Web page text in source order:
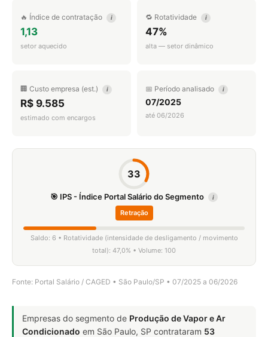
🔥 Índice de contratação i
1,13
setor aquecido
🔁 Rotatividade i
47%
alta — setor dinâmico
🏢 Custo empresa (est.) i
R$ 9.585
estimado com encargos
📅 Período analisado i
07/2025
até 06/2026
33
🎯 IPS - Índice Portal Salário do Segmento i
Retração
Saldo: 6 • Rotatividade (intensidade de desligamento / movimento
total): 47,0% • Volume: 100
Fonte: Portal Salário / CAGED • São Paulo/SP • 07/2025 a 06/2026
Empresas do segmento de Produção de Vapor e Ar
Condicionado em São Paulo, SP contrataram 53